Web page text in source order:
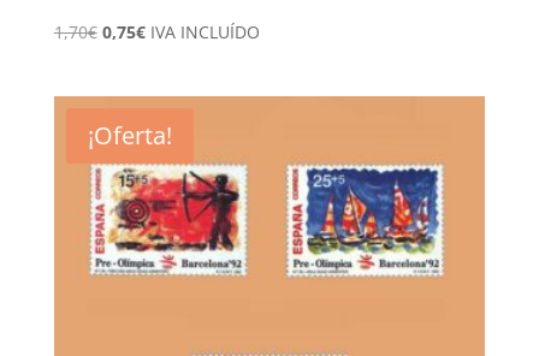
1,70€ El
1,70€.
0,75€El
0,75€.
IVA INCLUÍDO
¡Oferta!